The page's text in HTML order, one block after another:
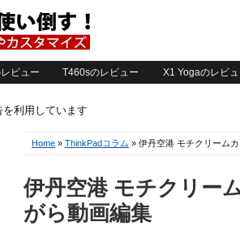
ビュー T460sのレビュー X1 Yogaのレビ
利用しています
Home » ThinkPadコラム » 伊丹空港 モチクリーム
伊丹空港 モチクリー
がら動画編集